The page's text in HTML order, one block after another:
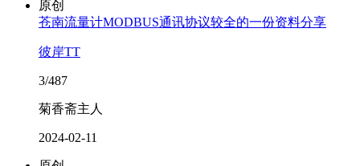
原创
苍南流量计MODBUS通讯协议较全的一份资料分享
彼岸TT
3/487
菊香斋主人
2024-02-11